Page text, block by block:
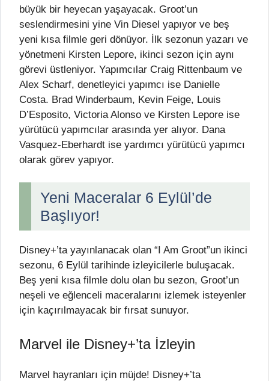
büyük bir heyecan yaşayacak. Groot’un
seslendirmesini yine Vin Diesel yapıyor ve beş
yeni kısa filmle geri dönüyor. İlk sezonun yazarı ve
yönetmeni Kirsten Lepore, ikinci sezon için aynı
görevi üstleniyor. Yapımcılar Craig Rittenbaum ve
Alex Scharf, denetleyici yapımcı ise Danielle
Costa. Brad Winderbaum, Kevin Feige, Louis
D’Esposito, Victoria Alonso ve Kirsten Lepore ise
yürütücü yapımcılar arasında yer alıyor. Dana
Vasquez-Eberhardt ise yardımcı yürütücü yapımcı
olarak görev yapıyor.
Yeni Maceralar 6 Eylül’de
Başlıyor!
Disney+’ta yayınlanacak olan “I Am Groot”un ikinci
sezonu, 6 Eylül tarihinde izleyicilerle buluşacak.
Beş yeni kısa filmle dolu olan bu sezon, Groot’un
neşeli ve eğlenceli maceralarını izlemek isteyenler
için kaçırılmayacak bir fırsat sunuyor.
Marvel ile Disney+’ta İzleyin
Marvel hayranları için müjde! Disney+’ta